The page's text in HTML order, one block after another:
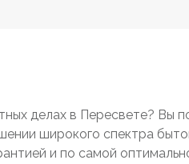
делах в Пересвете? Вы
широкого спектра
и по самой